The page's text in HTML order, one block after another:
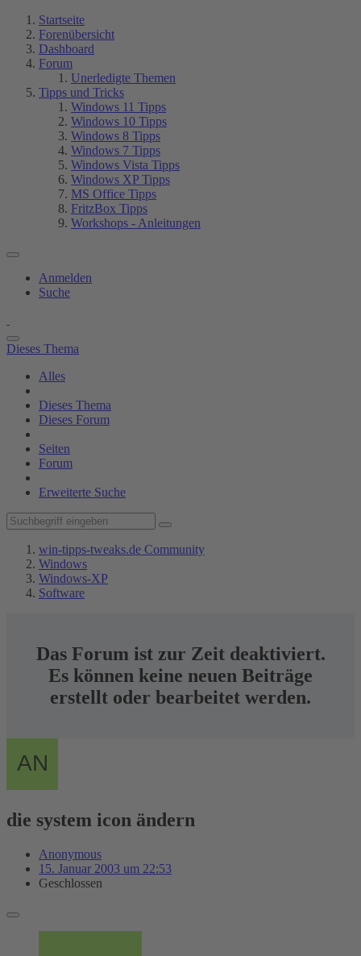
Startseite
Forenübersicht
Dashboard
Forum
Unerledigte Themen
Tipps und Tricks
Windows 11 Tipps
Windows 10 Tipps
Windows 8 Tipps
Windows 7 Tipps
Windows Vista Tipps
Windows XP Tipps
MS Office Tipps
FritzBox Tipps
Workshops - Anleitungen
Anmelden
Suche
Dieses Thema
Alles
Dieses Thema
Dieses Forum
Seiten
Forum
Erweiterte Suche
win-tipps-tweaks.de Community
Windows
Windows-XP
Software
Das Forum ist zur Zeit deaktiviert.
Es können keine neuen Beiträge
erstellt oder bearbeitet werden.
die system icon ändern
Anonymous
15. Januar 2003 um 22:53
Geschlossen